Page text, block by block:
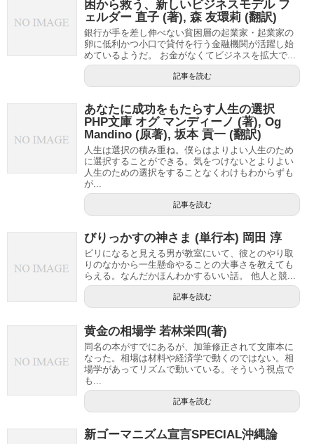
困から救う、新しいビジネスモデル フ
ェルダー 直子 (著), 森 友環莉 (翻訳)
銀行が手を差し伸べない貧困層の起業家・起業家の
卵に低利かつ小口で貸付を行う金融機関が活躍し始
めているようだ。 お金がなくてビジネスを拡大で...
記事を読む
あなたに成功をもたらす人生の選択
PHP文庫 オグ マンディーノ (著), Og
Mandino (原著), 坂本 貢一 (翻訳)
人生は選択の積み重ね。僕らはよりよい人生のため
に選択することができる。気をつけないとよりよい
人生のための選択をすることなくわけもわからずも
が...
記事を読む
びりっかすの神さま (単行本) 岡田 淳
ビリになると見える男が教室にいて、彼とのやり取
りのなかから一生懸命やることの大事さを教えても
らえる。なんだかほんわかするいい話。 他人と競...
記事を読む
黄金の相場学 若林栄四(著)
同名の本がすでにあるが、加筆修正されて文庫本に
なった。相場は材料や経済学で動くのではない。相
場学があってリズムで動いている。そういう視点で
も...
記事を読む
新ゴーマニズム宣言SPECIAL沖縄論